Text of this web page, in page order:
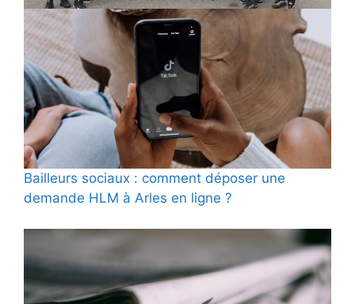
Bailleurs sociaux : comment déposer une
demande HLM à Arles en ligne ?